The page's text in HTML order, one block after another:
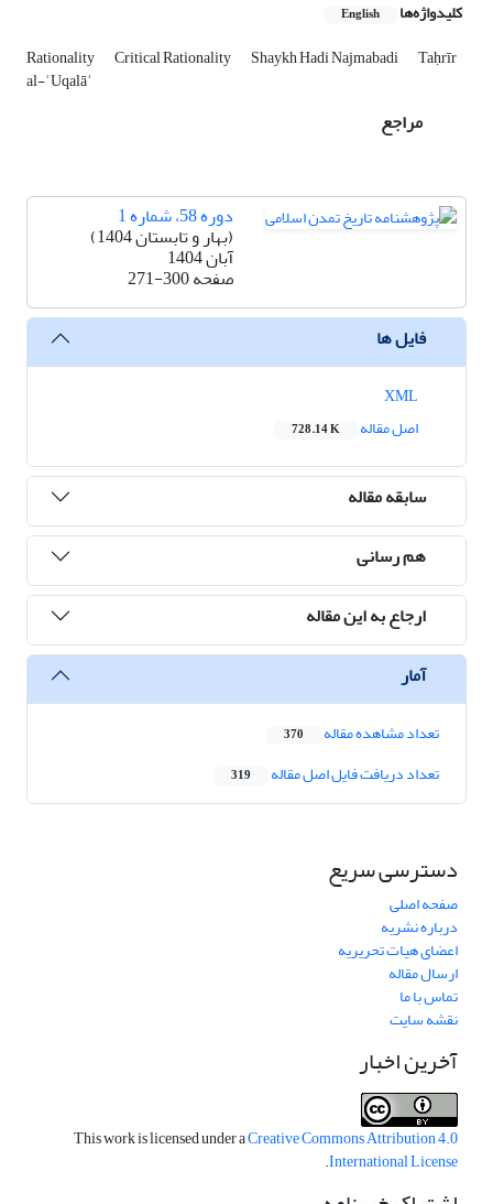
کلیدواژه‌ها English
Rationality Critical Rationality Shaykh Hadi Najmabadi Taḥrīr
al-ʿUqalāʾ
مراجع
دوره 58، شماره 1
(بهار و تابستان 1404)
آبان 1404
صفحه271-300
فایل ها
اصل مقاله
728.14 K
سابقه مقاله
هم رسانی
ارجاع به این مقاله
آمار
تعداد مشاهده مقاله 370
تعداد دریافت فایل اصل مقاله 319
دسترسی سریع
صفحه اصلی
درباره نشریه
اعضای هیات تحریریه
ارسال مقاله
تماس با ما
نقشه سایت
آخرین اخبار
This work is licensed under aCreative Commons Attribution 4.0
International License
.